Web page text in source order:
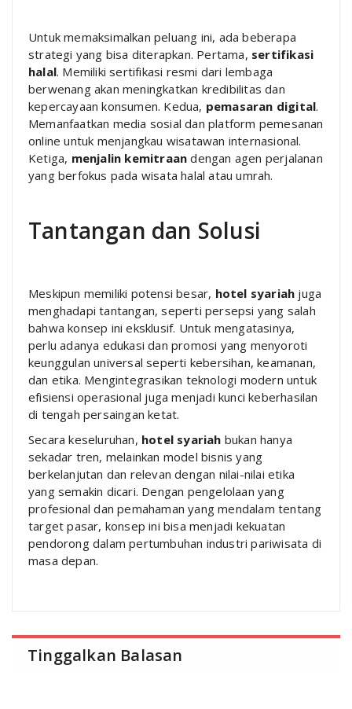
Untuk memaksimalkan peluang ini, ada beberapa
strategi yang bisa diterapkan. Pertama, sertifikasi
halal. Memiliki sertifikasi resmi dari lembaga
berwenang akan meningkatkan kredibilitas dan
kepercayaan konsumen. Kedua, pemasaran digital.
Memanfaatkan media sosial dan platform pemesanan
online untuk menjangkau wisatawan internasional.
Ketiga, menjalin kemitraan dengan agen perjalanan
yang berfokus pada wisata halal atau umrah.
Tantangan dan Solusi
Meskipun memiliki potensi besar, hotel syariah juga
menghadapi tantangan, seperti persepsi yang salah
bahwa konsep ini eksklusif. Untuk mengatasinya,
perlu adanya edukasi dan promosi yang menyoroti
keunggulan universal seperti kebersihan, keamanan,
dan etika. Mengintegrasikan teknologi modern untuk
efisiensi operasional juga menjadi kunci keberhasilan
di tengah persaingan ketat.
Secara keseluruhan, hotel syariah bukan hanya
sekadar tren, melainkan model bisnis yang
berkelanjutan dan relevan dengan nilai-nilai etika
yang semakin dicari. Dengan pengelolaan yang
profesional dan pemahaman yang mendalam tentang
target pasar, konsep ini bisa menjadi kekuatan
pendorong dalam pertumbuhan industri pariwisata di
masa depan.
Tinggalkan Balasan